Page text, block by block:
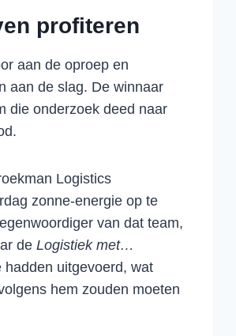
profiteren
aan de oproep en
aan de slag. De winnaar
die onderzoek deed naar
Logistics
zonne-energie op te
van dat team,
de Logistiek met…
uitgevoerd, wat
hem zouden moeten